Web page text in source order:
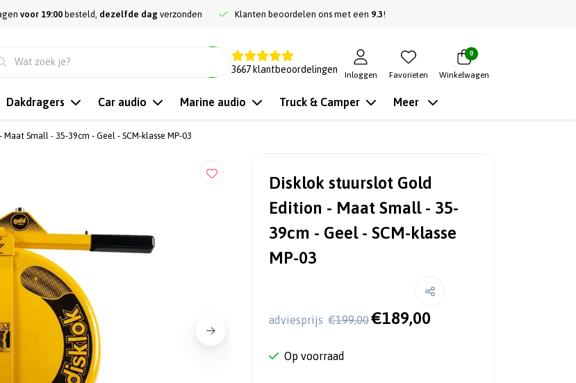
voor 19:00 besteld, dezelfde dag verzonden Klanten beoordelen ons met een 9.3!
3667 klantbeoordelingen
Inloggen Favorieten
0
Winkelwagen
Dakdragers Car audio Marine audio Truck & Camper Meer
Small - 35-39cm - Geel - SCM-klasse MP-03
Disklok stuurslot Gold
Edition - Maat Small - 35-
39cm - Geel - SCM-klasse
MP-03
adviesprijs €199,00 €189,00
Op voorraad